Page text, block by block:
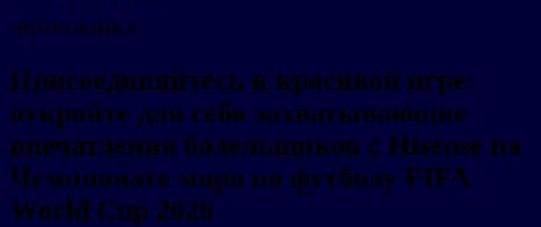
ЭКОНОМИКА
Присоединяйтесь к красивой игре:
откройте для себя захватывающие
впечатления болельщиков с Hisense на
Чемпионате мира по футболу FIFA
World Cup 2026